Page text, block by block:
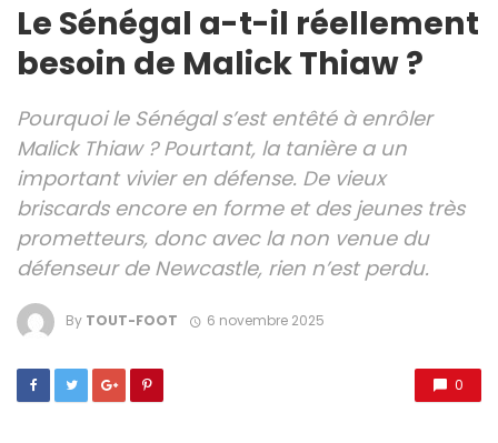
Le Sénégal a-t-il réellement
besoin de Malick Thiaw ?
Pourquoi le Sénégal s’est entêté à enrôler
Malick Thiaw ? Pourtant, la tanière a un
important vivier en défense. De vieux
briscards encore en forme et des jeunes très
prometteurs, donc avec la non venue du
défenseur de Newcastle, rien n’est perdu.
By TOUT-FOOT 6 novembre 2025
0